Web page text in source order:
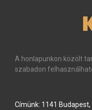
A honlapunkon közölt
szabadon
Címünk: 1141 Budapest,